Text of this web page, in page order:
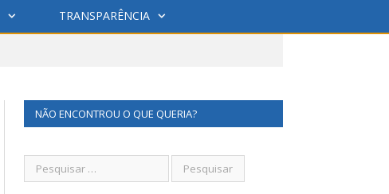
TRANSPARÊNCIA
NÃO ENCONTROU O QUE QUERIA?